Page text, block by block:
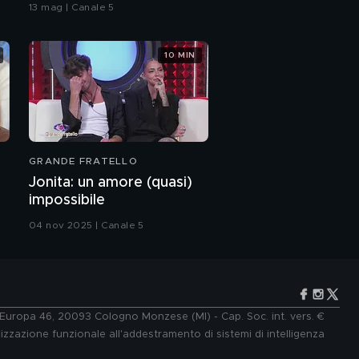
PROSSIMO VIDEO
Loredana Bertè e la
sua libertà
Loredana Bertè e il
DDL Zan
l'intervista del 19
13 mag | Canale 5
GRANDE FRATELLO
Jonita: un amore (quasi)
impossibile
04 nov 2025 | Canale 5
10 MIN
46, 20093 Cologno Monzese (MI) - Cap. Soc. int. vers. €
funzionale all'addestramento di sistemi di intelligenza